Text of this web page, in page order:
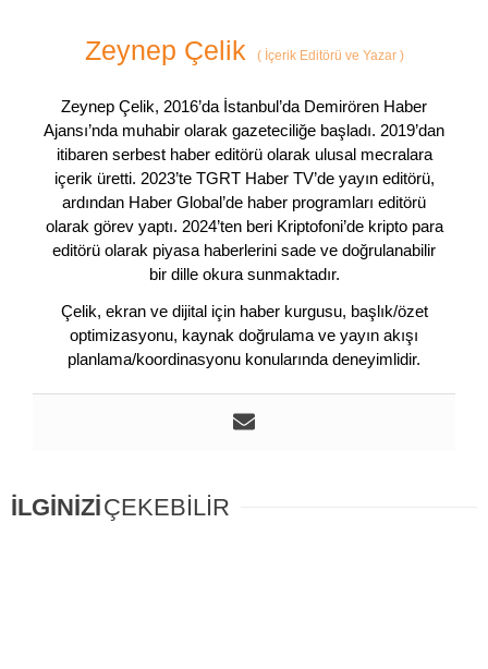
Zeynep Çelik (İçerik Editörü ve Yazar )
Zeynep Çelik, 2016’da İstanbul’da Demirören Haber
Ajansı’nda muhabir olarak gazeteciliğe başladı. 2019’dan
itibaren serbest haber editörü olarak ulusal mecralara
içerik üretti. 2023’te TGRT Haber TV’de yayın editörü,
ardından Haber Global’de haber programları editörü
olarak görev yaptı. 2024’ten beri Kriptofoni’de kripto para
editörü olarak piyasa haberlerini sade ve doğrulanabilir
bir dille okura sunmaktadır.
Çelik, ekran ve dijital için haber kurgusu, başlık/özet
optimizasyonu, kaynak doğrulama ve yayın akışı
planlama/koordinasyonu konularında deneyimlidir.
İLGİNİZİÇEKEBİLİR